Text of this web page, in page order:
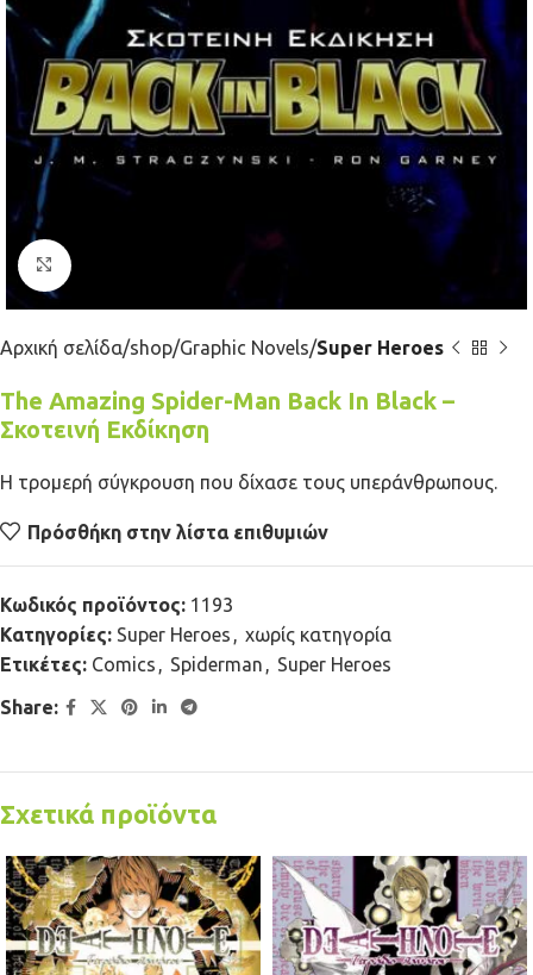
Κλικ για μεγέθυνση
Αρχική σελίδα shop Graphic Novels Super Heroes
The Amazing Spider-Man Back In Black –
Σκοτεινή Εκδίκηση
Η τρομερή σύγκρουση που δίχασε τους υπεράνθρωπους.
Πρόσθήκη στην λίστα επιθυμιών
Κωδικός προϊόντος: 1193
Κατηγορίες: Super Heroes , χωρίς κατηγορία
Ετικέτες: Comics , Spiderman , Super Heroes
Share:
Σχετικά προϊόντα